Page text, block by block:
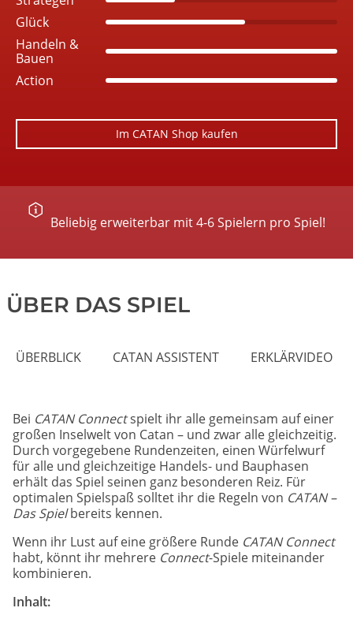
Glück
Handeln &
Bauen
Action
Im CATAN Shop kaufen
Beliebig erweiterbar mit 4-6 Spielern pro Spiel!
ÜBER DAS SPIEL
ÜBERBLICK CATAN ASSISTENT ERKLÄRVIDEO
Bei CATAN Connectspielt ihr alle gemeinsam auf einer
großen Inselwelt von Catan – und zwar alle gleichzeitig.
Durch vorgegebene Rundenzeiten, einen Würfelwurf
für alle und gleichzeitige Handels- und Bauphasen
erhält das Spiel seinen ganz besonderen Reiz. Für
optimalen Spielspaß solltet ihr die Regeln von CATAN –
Das Spielbereits kennen.
Wenn ihr Lust auf eine größere Runde CATAN Connect
habt, könnt ihr mehrere Connect-Spiele miteinander
kombinieren.
Inhalt: